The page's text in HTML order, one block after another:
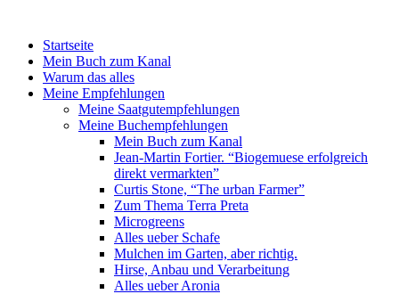
Startseite
Mein Buch zum Kanal
Warum das alles
Meine Empfehlungen
Meine Saatgutempfehlungen
Meine Buchempfehlungen
Mein Buch zum Kanal
Jean-Martin Fortier. “Biogemuese erfolgreich
direkt vermarkten”
Curtis Stone, “The urban Farmer”
Zum Thema Terra Preta
Microgreens
Alles ueber Schafe
Mulchen im Garten, aber richtig.
Hirse, Anbau und Verarbeitung
Alles ueber Aronia